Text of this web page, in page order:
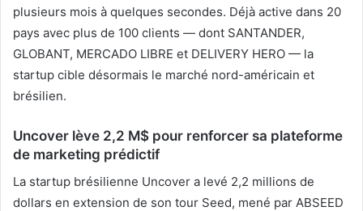
plusieurs mois à quelques secondes. Déjà active dans 20
pays avec plus de 100 clients — dont SANTANDER,
GLOBANT, MERCADO LIBRE et DELIVERY HERO — la
startup cible désormais le marché nord-américain et
brésilien.
Uncover lève 2,2 M$ pour renforcer sa plateforme
de marketing prédictif
La startup brésilienne Uncover a levé 2,2 millions de
dollars en extension de son tour Seed, mené par ABSEED